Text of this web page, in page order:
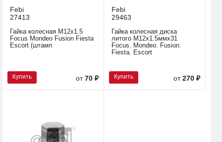
Febi
27413
Гайка колесная M12x1.5
Focus Mondeo Fusion Fiesta
Escort (штамп
Купить от70 ₽
Febi
29463
Гайка колесная диска
литого М12x1.5ммх31
Focus. Mondeo. Fusion.
Fiesta. Escort
Купить от270 ₽